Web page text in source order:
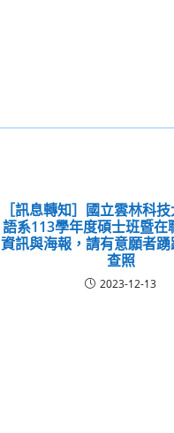
［訊息轉知］國立雲林科
語系113學年度碩士班暨在
資訊與海報，請有意願者
查照
2023-12-13